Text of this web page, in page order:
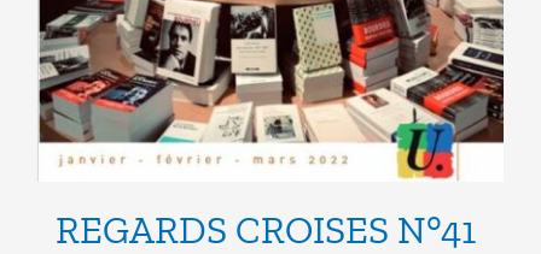
REGARDS CROISES N°41